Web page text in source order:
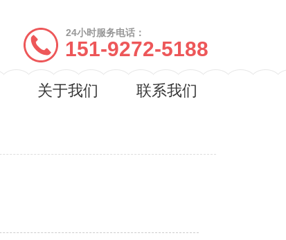
24小时服务电话：
151-9272-5188
关于我们 联系我们